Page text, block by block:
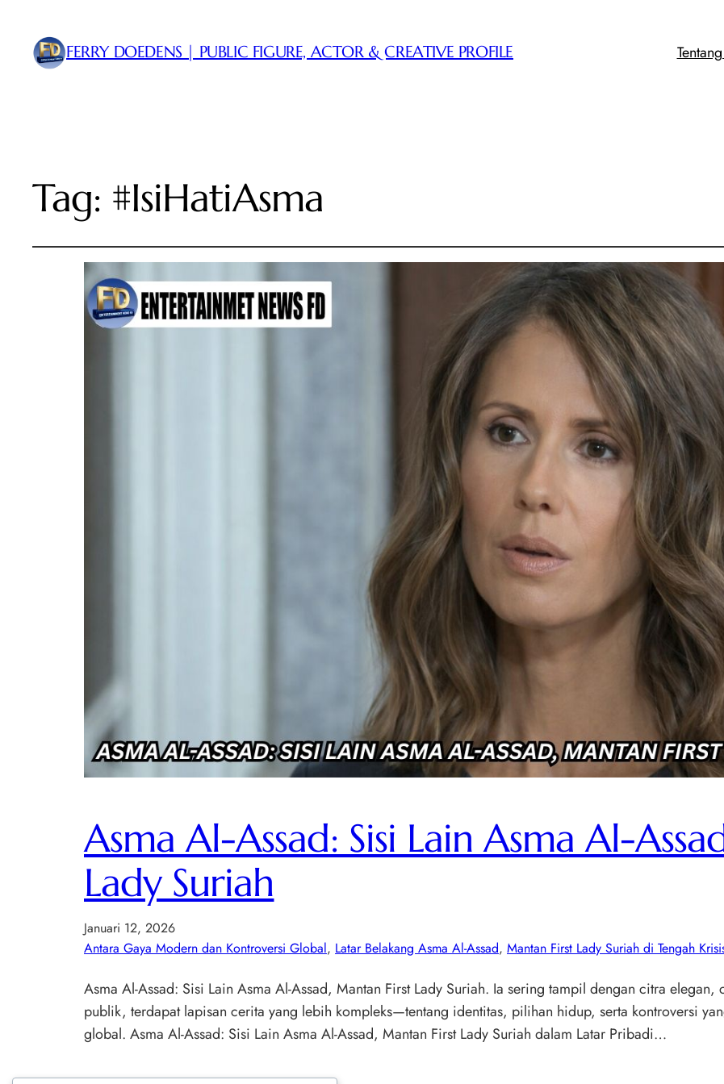
FERRY DOEDENS | PUBLIC FIGURE, ACTOR & CREATIVE PROFILE
Tag: #IsiHatiAsma
Asma Al-Assad: Sisi Lain Asma Al-
Lady Suriah
Januari 12, 2026
Antara Gaya Modern dan Kontroversi Global, Latar Belakang Asma Al-Assad, Mantan First Lady Suriah di Tengah
Asma Al-Assad: Sisi Lain Asma Al-Assad, Mantan First Lady Suriah. Ia sering tampil dengan citra
publik, terdapat lapisan cerita yang lebih kompleks—tentang identitas, pilihan hidup, serta kontroversi
global. Asma Al-Assad: Sisi Lain Asma Al-Assad, Mantan First Lady Suriah dalam Latar Pribadi…